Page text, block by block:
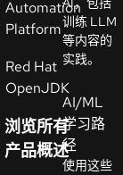
Automation
Platform
Red Hat
OpenJDK
浏览所有
产品概述
训练 LLM
等内容的
实践。
AI/ML
学习路
径
使用这些